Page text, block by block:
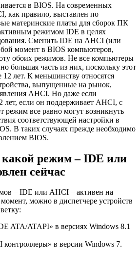
в BIOS. На современных
как правило, выставлен по
материнские платы для сборок ПК
режимом IDE в целях
Сменить IDE на AHCI (или
момент в BIOS компьютеров,
обоих режимов. Не все компьютеры
большая часть из них, поскольку этот
лет. К меньшинству относятся
выпущенные на рынок,
AHCI. Но даже если
лет, если он поддерживает AHCI, с
режим все равно могут возникнуть
соответствующей настройки в
В таких случаях прежде необходимо
BIOS.
какой режим – IDE или
сейчас
– IDE или AHCI – активен на
можно в диспетчере устройств
ATA/ATAPI» в версиях Windows 8.1
в версии Windows 7.